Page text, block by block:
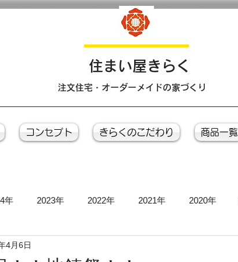
​住まい屋きらく
注文住宅・オーダーメイドの家づくり
コンセプト きらくのこだわり 商品一覧
年 2023年 2022年 2021年 2020年
年
4月6日